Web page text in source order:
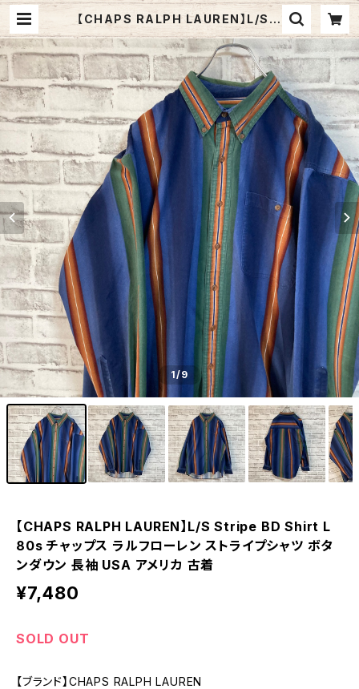
【CHAPS RALPH LAUREN】L/S S
tripe BD Shirt L 80s チャップス
ラルフローレン ストライプシャツ ボ
タンダウン 長袖 USA アメリカ 古着
| Fuzzy Fuzzy
1/9
【CHAPS RALPH LAUREN】L/S Stripe BD Shirt L
80s チャップス ラルフローレン ストライプシャツ ボタ
ンダウン 長袖 USA アメリカ 古着
¥7,480
SOLD OUT
【ブランド】CHAPS RALPH LAUREN